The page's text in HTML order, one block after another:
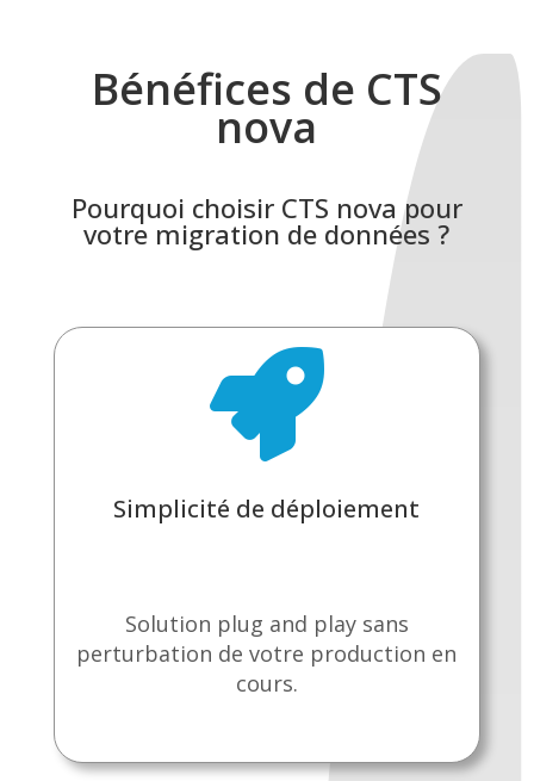
Bénéfices de CTS
nova
Pourquoi choisir CTS nova pour
votre migration de données ?

Simplicité de déploiement
Solution plug and play sans
perturbation de votre production en
cours.